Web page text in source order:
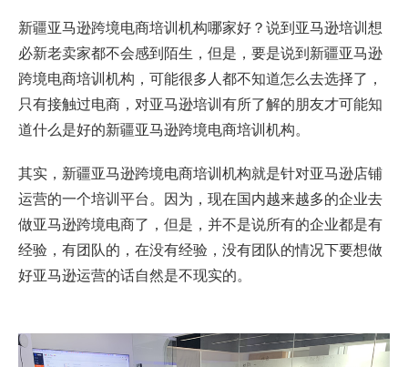
新疆亚马逊跨境电商培训机构哪家好？说到亚马逊培训想
必新老卖家都不会感到陌生，但是，要是说到新疆亚马逊
跨境电商培训机构，可能很多人都不知道怎么去选择了，
只有接触过电商，对亚马逊培训有所了解的朋友才可能知
道什么是好的新疆亚马逊跨境电商培训机构。
其实，新疆亚马逊跨境电商培训机构就是针对亚马逊店铺
运营的一个培训平台。因为，现在国内越来越多的企业去
做亚马逊跨境电商了，但是，并不是说所有的企业都是有
经验，有团队的，在没有经验，没有团队的情况下要想做
好亚马逊运营的话自然是不现实的。